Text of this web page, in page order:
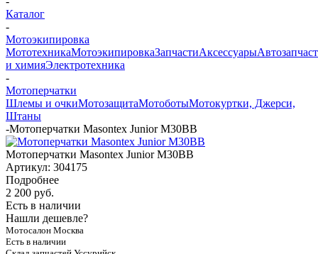
Каталог
-
Мотоэкипировка
МототехникаМотоэкипировкаЗапчастиАксессуары
и химияЭлектротехника
-
Мотоперчатки
Шлемы и очкиМотозащитаМотоботыМотокуртки, Джерси,
Штаны
-Мотоперчатки Masontex Junior M30BB
Мотоперчатки Masontex Junior M30BB
Артикул: 304175
Подробнее
2 200 руб.
Есть в наличии
Нашли дешевле?
Мотосалон Москва
Есть в наличии